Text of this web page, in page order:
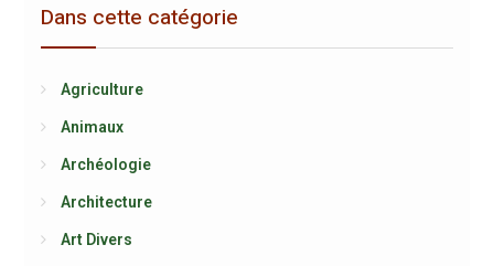
Dans cette catégorie
Agriculture
Animaux
Archéologie
Architecture
Art Divers